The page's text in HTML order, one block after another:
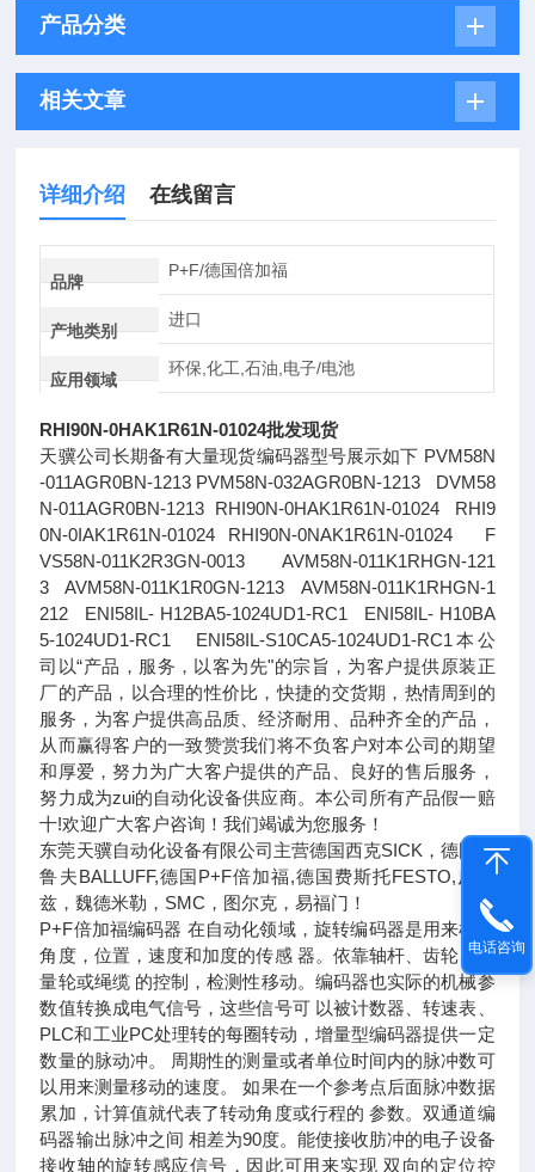
产品分类
相关文章
详细介绍 在线留言
品牌
P+F/德国倍加福
产地类别
进口
应用领域
环保,化工,石油,电子/电池
RHI90N-0HAK1R61N-01024批发现货
天骥公司长期备有大量现货编码器型号展示如下 PVM58N
-011AGR0BN-1213 PVM58N-032AGR0BN-1213 DVM58
N-011AGR0BN-1213 RHI90N-0HAK1R61N-01024 RHI9
0N-0IAK1R61N-01024 RHI90N-0NAK1R61N-01024 F
VS58N-011K2R3GN-0013 AVM58N-011K1RHGN-121
3 AVM58N-011K1R0GN-1213 AVM58N-011K1RHGN-1
212 ENI58IL- H12BA5-1024UD1-RC1 ENI58IL- H10BA
5-1024UD1-RC1 ENI58IL-S10CA5-1024UD1-RC1本公
司以“产品，服务，以客为先"的宗旨，为客户提供原装正
厂的产品，以合理的性价比，快捷的交货期，热情周到的
服务，为客户提供高品质、经济耐用、品种齐全的产品，
从而赢得客户的一致赞赏我们将不负客户对本公司的期望
和厚爱，努力为广大客户提供的产品、良好的售后服务，
努力成为zui的自动化设备供应商。本公司所有产品假一赔
十!欢迎广大客户咨询！我们竭诚为您服务！
东莞天骥自动化设备有限公司主营德国西克SICK，德国巴
鲁夫BALLUFF,德国P+F倍加福,德国费斯托FESTO,皮尔
兹，魏德米勒，SMC，图尔克，易福门！
P+F倍加福编码器 在自动化领域，旋转编码器是用来检测
角度，位置，速度和加度的传感 器。依靠轴杆、齿轮、测
量轮或绳缆 的控制，检测性移动。编码器也实际的机械参
数值转换成电气信号，这些信号可 以被计数器、转速表、
PLC和工业PC处理转的每圈转动，增量型编码器提供一定
数量的脉动冲。 周期性的测量或者单位时间内的脉冲数可
以用来测量移动的速度。 如果在一个参考点后面脉冲数据
累加，计算值就代表了转动角度或行程的 参数。双通道编
码器输出脉冲之间 相差为90度。能使接收肪冲的电子设备
接收轴的旋转感应信号，因此可用来实现 双向的定位控
电话咨询